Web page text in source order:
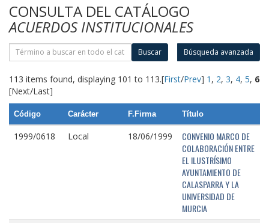
CONSULTA DEL CATÁLOGO
ACUERDOS INSTITUCIONALES
Buscar Búsqueda avanzada
113 items found, displaying 101 to 113.[First/Prev] 1 , 2, 3, 4, 5, 6
[Next/Last]
Código Carácter F.Firma Título
1999/0618 Local 18/06/1999
CONVENIO MARCO DE
COLABORACIÓN ENTRE
EL ILUSTRÍSIMO
AYUNTAMIENTO DE
CALASPARRA Y LA
UNIVERSIDAD DE
MURCIA